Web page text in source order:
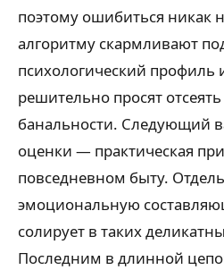
поэтому ошибиться никак
алгоритму скармливают
психологический
решительно просят
банальности. Следующий
оценки — практическая
повседневном быту.
эмоциональную
солирует в таких
Последним в длинной